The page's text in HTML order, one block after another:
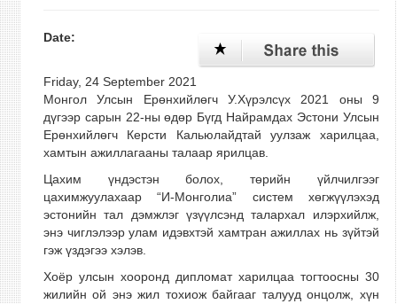
Date:
Friday, 24 September 2021
Монгол Улсын Ерөнхийлөгч У.Хүрэлсүх 2021 оны 9
дүгээр сарын 22-ны өдөр Бүгд Найрамдах Эстони Улсын
Ерөнхийлөгч Керсти Кальюлайдтай уулзаж харилцаа,
хамтын ажиллагааны талаар ярилцав.
Цахим үндэстэн болох, төрийн үйлчилгээг
цахимжуулахаар “И-Монголиа” систем хөгжүүлэхэд
эстонийн тал дэмжлэг үзүүлсэнд талархал илэрхийлж,
энэ чиглэлээр улам идэвхтэй хамтран ажиллах нь зүйтэй
гэж үздэгээ хэлэв.
Хоёр улсын хооронд дипломат харилцаа тогтоосны 30
жилийн ой энэ жил тохиож байгааг талууд онцолж, хүн